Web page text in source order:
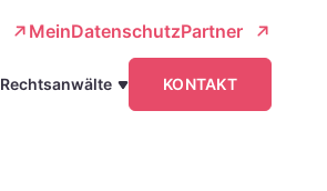
MeinDatenschutzPartner
Rechtsanwälte KONTAKT